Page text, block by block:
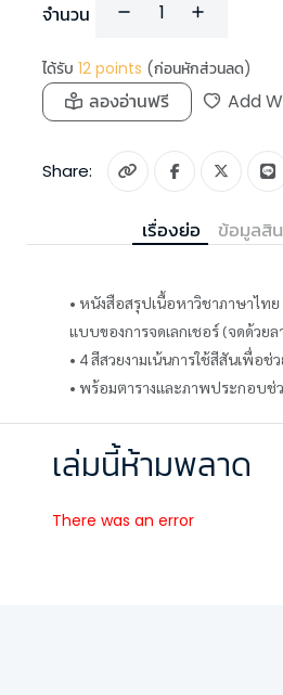
จำนวน
ได้รับ 12 points (ก่อนหักส่วนลด)
ลองอ่านฟรี Add
Share:
เรื่องย่อ ข้อมูลสิ
• หนังสือสรุปเนื้อหาวิชาภาษาไทย
แบบของการจดเลกเชอร์ (จดด้วย
• 4 สีสวยงามเน้นการใช้สีสันเพื่อช่
• พร้อมตารางและภาพประกอบช่ว
เล่มนี้ห้ามพลาด
There was an error